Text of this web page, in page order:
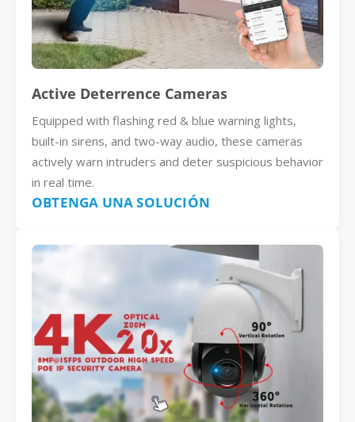
Active Deterrence Cameras
Equipped with flashing red & blue warning lights,
built-in sirens, and two-way audio, these cameras
actively warn intruders and deter suspicious behavior
in real time.
OBTENGA UNA SOLUCIÓN